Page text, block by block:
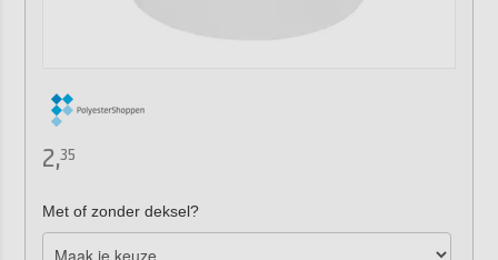
2,35
Met of zonder deksel?